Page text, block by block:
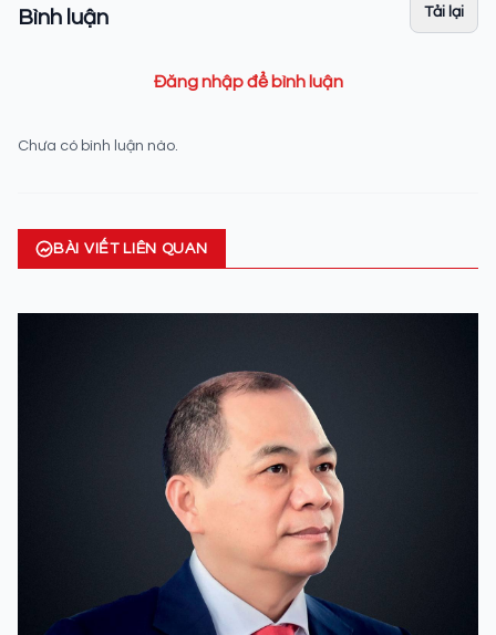
Bình luận Tải lại
Đăng nhập để bình luận
Chưa có bình luận nào.
BÀI VIẾT LIÊN QUAN